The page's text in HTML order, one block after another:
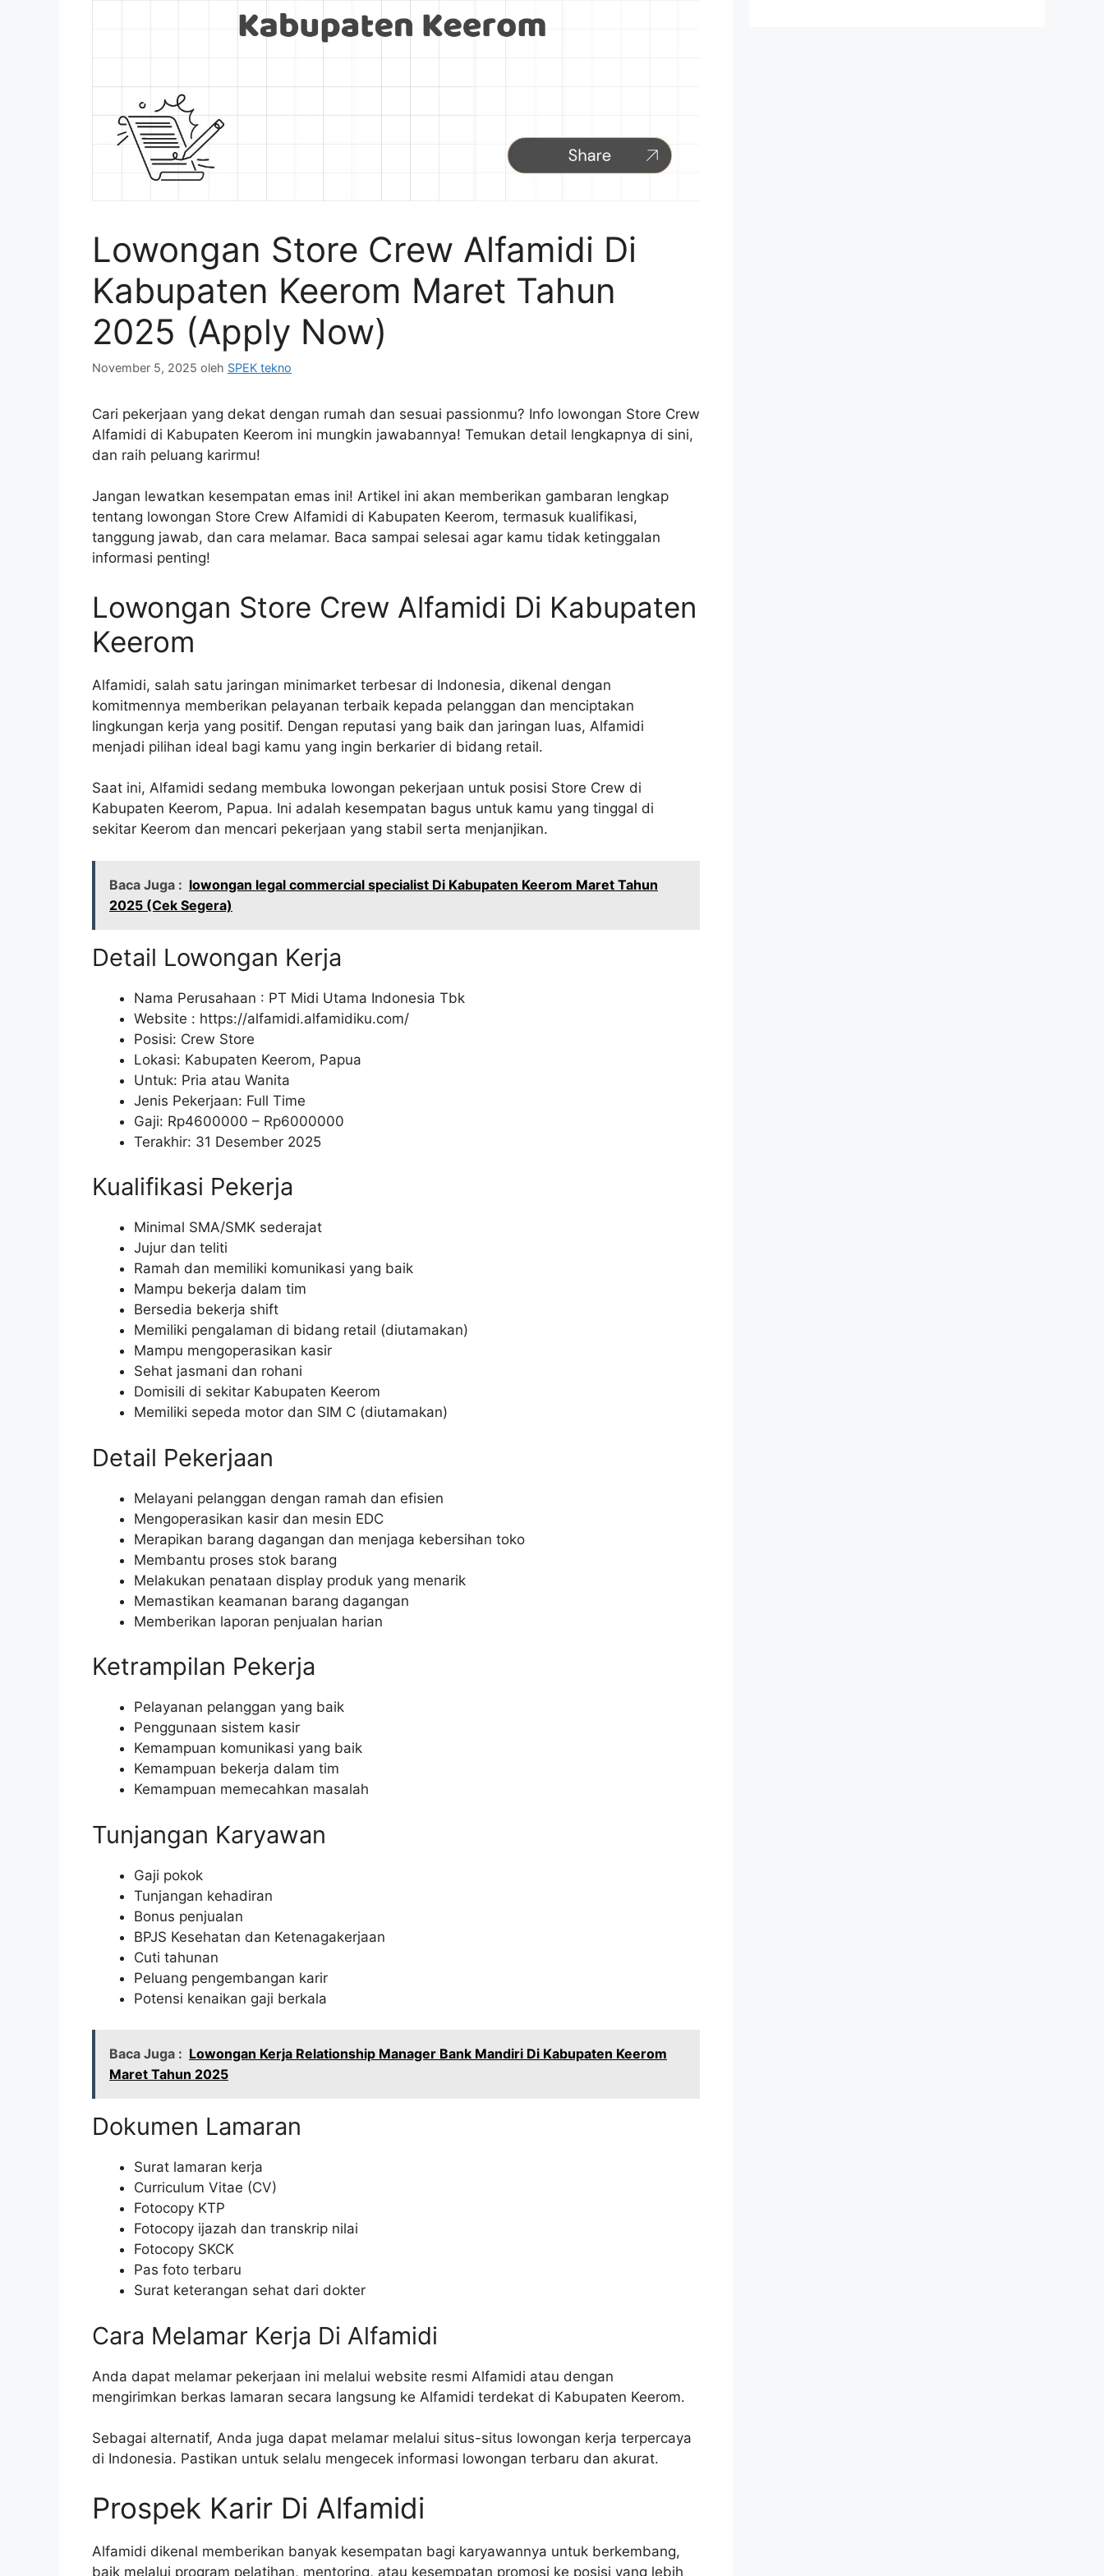
Lowongan Store Crew Alfamidi Di
Kabupaten Keerom Maret Tahun
2025 (Apply Now)
November 5, 2025 oleh SPEK tekno
Cari pekerjaan yang dekat dengan rumah dan sesuai passionmu? Info lowongan Store Crew
Alfamidi di Kabupaten Keerom ini mungkin jawabannya! Temukan detail lengkapnya di sini,
dan raih peluang karirmu!
Jangan lewatkan kesempatan emas ini! Artikel ini akan memberikan gambaran lengkap
tentang lowongan Store Crew Alfamidi di Kabupaten Keerom, termasuk kualifikasi,
tanggung jawab, dan cara melamar. Baca sampai selesai agar kamu tidak ketinggalan
informasi penting!
Lowongan Store Crew Alfamidi Di Kabupaten
Keerom
Alfamidi, salah satu jaringan minimarket terbesar di Indonesia, dikenal dengan
komitmennya memberikan pelayanan terbaik kepada pelanggan dan menciptakan
lingkungan kerja yang positif. Dengan reputasi yang baik dan jaringan luas, Alfamidi
menjadi pilihan ideal bagi kamu yang ingin berkarier di bidang retail.
Saat ini, Alfamidi sedang membuka lowongan pekerjaan untuk posisi Store Crew di
Kabupaten Keerom, Papua. Ini adalah kesempatan bagus untuk kamu yang tinggal di
sekitar Keerom dan mencari pekerjaan yang stabil serta menjanjikan.
Baca Juga : lowongan legal commercial specialist Di Kabupaten Keerom Maret Tahun
2025 (Cek Segera)
Detail Lowongan Kerja
Nama Perusahaan : PT Midi Utama Indonesia Tbk
Website : https://alfamidi.alfamidiku.com/
Posisi: Crew Store
Lokasi: Kabupaten Keerom, Papua
Untuk: Pria atau Wanita
Jenis Pekerjaan: Full Time
Gaji: Rp4600000 – Rp6000000
Terakhir: 31 Desember 2025
Kualifikasi Pekerja
Minimal SMA/SMK sederajat
Jujur dan teliti
Ramah dan memiliki komunikasi yang baik
Mampu bekerja dalam tim
Bersedia bekerja shift
Memiliki pengalaman di bidang retail (diutamakan)
Mampu mengoperasikan kasir
Sehat jasmani dan rohani
Domisili di sekitar Kabupaten Keerom
Memiliki sepeda motor dan SIM C (diutamakan)
Detail Pekerjaan
Melayani pelanggan dengan ramah dan efisien
Mengoperasikan kasir dan mesin EDC
Merapikan barang dagangan dan menjaga kebersihan toko
Membantu proses stok barang
Melakukan penataan display produk yang menarik
Memastikan keamanan barang dagangan
Memberikan laporan penjualan harian
Ketrampilan Pekerja
Pelayanan pelanggan yang baik
Penggunaan sistem kasir
Kemampuan komunikasi yang baik
Kemampuan bekerja dalam tim
Kemampuan memecahkan masalah
Tunjangan Karyawan
Gaji pokok
Tunjangan kehadiran
Bonus penjualan
BPJS Kesehatan dan Ketenagakerjaan
Cuti tahunan
Peluang pengembangan karir
Potensi kenaikan gaji berkala
Baca Juga : Lowongan Kerja Relationship Manager Bank Mandiri Di Kabupaten Keerom
Maret Tahun 2025
Dokumen Lamaran
Surat lamaran kerja
Curriculum Vitae (CV)
Fotocopy KTP
Fotocopy ijazah dan transkrip nilai
Fotocopy SKCK
Pas foto terbaru
Surat keterangan sehat dari dokter
Cara Melamar Kerja Di Alfamidi
Anda dapat melamar pekerjaan ini melalui website resmi Alfamidi atau dengan
mengirimkan berkas lamaran secara langsung ke Alfamidi terdekat di Kabupaten Keerom.
Sebagai alternatif, Anda juga dapat melamar melalui situs-situs lowongan kerja terpercaya
di Indonesia. Pastikan untuk selalu mengecek informasi lowongan terbaru dan akurat.
Prospek Karir Di Alfamidi
Alfamidi dikenal memberikan banyak kesempatan bagi karyawannya untuk berkembang,
baik melalui program pelatihan, mentoring, atau kesempatan promosi ke posisi yang lebih